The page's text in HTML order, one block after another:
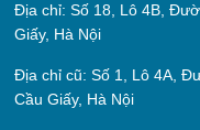
Địa chỉ:Số 18, Lô 4B,
Giấy, Hà Nội
Địa chỉ cũ:Số 1, Lô 4A,
Cầu Giấy, Hà Nội